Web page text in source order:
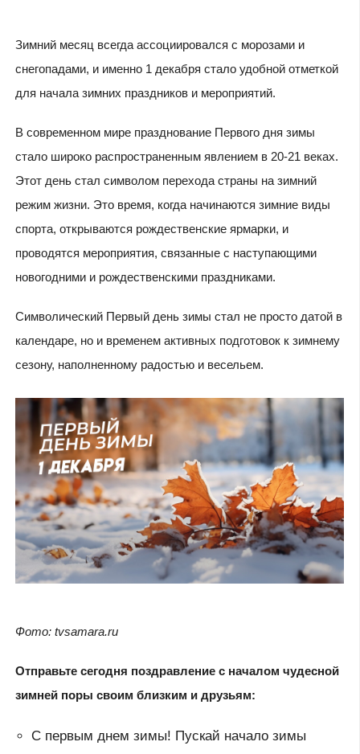
Зимний месяц всегда ассоциировался с морозами и
снегопадами, и именно 1 декабря стало удобной отметкой
для начала зимних праздников и мероприятий.
В современном мире празднование Первого дня зимы
стало широко распространенным явлением в 20-21 веках.
Этот день стал символом перехода страны на зимний
режим жизни. Это время, когда начинаются зимние виды
спорта, открываются рождественские ярмарки, и
проводятся мероприятия, связанные с наступающими
новогодними и рождественскими праздниками.
Символический Первый день зимы стал не просто датой в
календаре, но и временем активных подготовок к зимнему
сезону, наполненному радостью и весельем.
Фото: tvsamara.ru
Отправьте сегодня поздравление с началом чудесной
зимней поры своим близким и друзьям:
С первым днем зимы! Пускай начало зимы